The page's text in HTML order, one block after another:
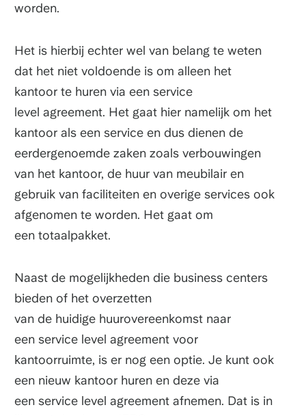
worden.
Het is hierbij echter wel van belang te weten
dat het niet voldoende is om alleen het
kantoor te huren via een service
level agreement. Het gaat hier namelijk om het
kantoor als een service en dus dienen de
eerdergenoemde zaken zoals verbouwingen
van het kantoor, de huur van meubilair en
gebruik van faciliteiten en overige services ook
afgenomen te worden. Het gaat om
een totaalpakket.
Naast de mogelijkheden die business centers
bieden of het overzetten
van de huidige huurovereenkomst naar
een service level agreement voor
kantoorruimte, is er nog een optie. Je kunt ook
een nieuw kantoor huren en deze via
een service level agreement afnemen. Dat is in